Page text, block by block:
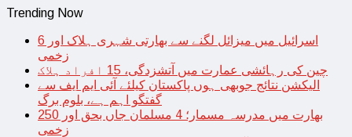
Trending Now
اسرائیل میں میزائل لگنے سے بھارتی شہری ہلاک اور 6
زخمی
چین کی رہائشی عمارت میں آتشزدگی، 15 افراد ہلاک
الیکشن نتائج جوبھی ہوں پاکستان کیلئے آئی ایم ایف سے
گفتگو اہم ہے، بلوم برگ
بھارت میں مدرسہ مسمار؛ 4 مسلمان جاں بحق اور 250
زخمی